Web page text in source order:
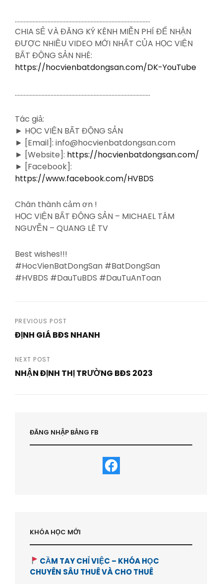
……………………………………………………………………………….
CHIA SẺ VÀ ĐĂNG KÝ KÊNH MIỄN PHÍ ĐỂ NHẬN
ĐƯỢC NHIỀU VIDEO MỚI NHẤT CỦA HỌC VIỆN
BẤT ĐỘNG SẢN NHÉ:
https://hocvienbatdongsan.com/DK-YouTube
……………………………………………………………………………….
Tác giả:
► HỌC VIỆN BẤT ĐỘNG SẢN
► [Email]: info@hocvienbatdongsan.com
► [Website]: https://hocvienbatdongsan.com/
► [Facebook]:
https://www.facebook.com/HVBDS
Chân thành cảm ơn !
HỌC VIỆN BẤT ĐỘNG SẢN – MICHAEL TÂM
NGUYỄN – QUANG LÊ TV
Best wishes!!!
#HocVienBatDongSan #BatDongSan
#HVBDS #DauTuBDS #DauTuAnToan
Post
navigation
PREVIOUS POST
ĐỊNH GIÁ BĐS NHANH
Post
NEXT POST
NHẬN ĐỊNH THỊ TRƯỜNG BĐS 2023
ĐĂNG NHẬP BẰNG FB
KHÓA HỌC MỚI
CẦM TAY CHỈ VIỆC – KHÓA HỌC
CHUYÊN SÂU THUÊ VÀ CHO THUÊ